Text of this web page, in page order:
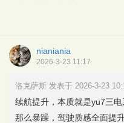
nianiania
2026-3-23 11:17
洛克萨斯 发表于 2026-3-23
续航提升，本质就是yu7三
那么暴躁，驾驶质感全面提